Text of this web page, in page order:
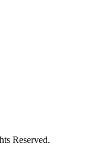
Reserved.